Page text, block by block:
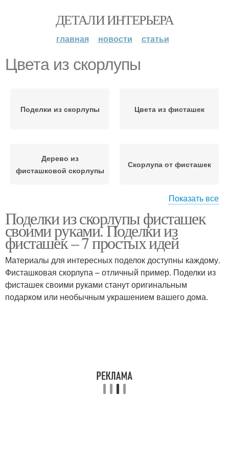
ДЕТАЛИ ИНТЕРЬЕРА
главная новости статьи
Цвета из скорлупы
Поделки из скорлупы Цвета из фисташек
Дерево из
фисташковой скорлупы
Скорлупа от фисташек
фисташковой скорлупы
Настойка на скорлупе
Поделка из скорлупы
Поделки из
фисташковой скорлупы
Показать все
Поделки из скорлупы фисташек
своими руками. Поделки из
фисташек – 7 простых идей
Материалы для интересных поделок доступны каждому.
Фисташковая скорлупа – отличный пример. Поделки из
фисташек своими руками станут оригинальным
подарком или необычным украшением вашего дома.